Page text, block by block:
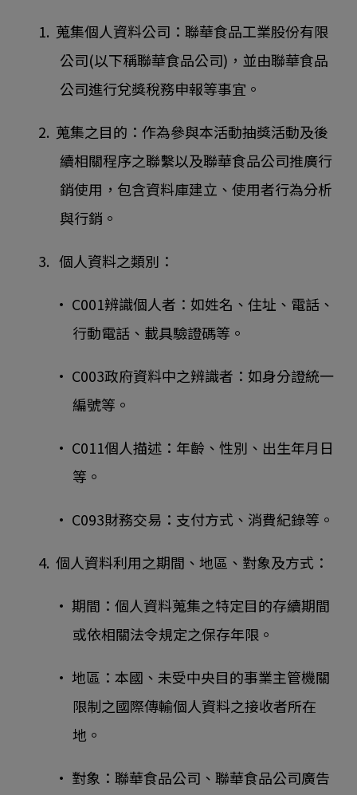
1. 蒐集個人資料公司：聯華食品工業股份有限
公司(以下稱聯華食品公司)，並由聯華食品
公司進行兌獎稅務申報等事宜。
2. 蒐集之目的：作為參與本活動抽獎活動及後
續相關程序之聯繫以及聯華食品公司推廣行
銷使用，包含資料庫建立、使用者行為分析
與行銷。
3. 個人資料之類別：
• C001辨識個人者：如姓名、住址、電話、
行動電話、載具驗證碼等。
• C003政府資料中之辨識者：如身分證統一
編號等。
• C011個人描述：年齡、性別、出生年月日
等。
• C093財務交易：支付方式、消費紀錄等。
4. 個人資料利用之期間、地區、對象及方式：
• 期間：個人資料蒐集之特定目的存續期間
或依相關法令規定之保存年限。
• 地區：本國、未受中央目的事業主管機關
限制之國際傳輸個人資料之接收者所在
地。
• 對象：聯華食品公司、聯華食品公司廣告